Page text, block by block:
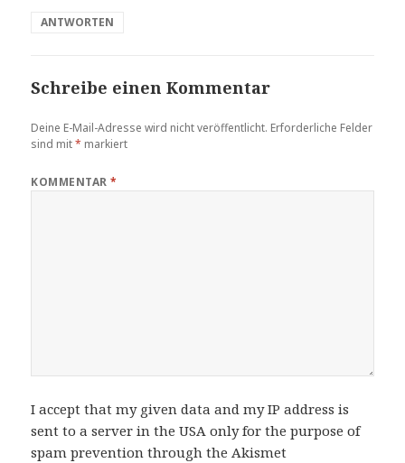
ANTWORTEN
Schreibe einen Kommentar
Deine E-Mail-Adresse wird nicht veröffentlicht. Erforderliche Felder
sind mit* markiert
KOMMENTAR*
I accept that my given data and my IP address is
sent to a server in the USA only for the purpose of
spam prevention through theAkismet